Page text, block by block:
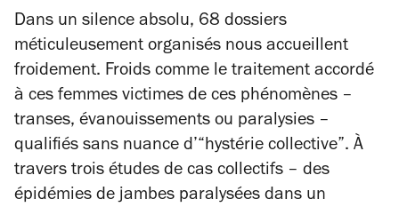
Dans un silence absolu, 68 dossiers
méticuleusement organisés nous accueillent
froidement. Froids comme le traitement accordé
à ces femmes victimes de ces phénomènes –
transes, évanouissements ou paralysies –
qualifiés sans nuance d’“hystérie collective”. À
travers trois études de cas collectifs – des
épidémies de jambes paralysées dans un